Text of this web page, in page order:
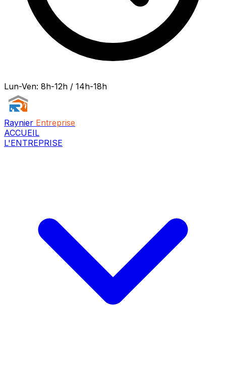
Lun-Ven: 8h-12h / 14h-18h
Raynier Entreprise
ACCUEIL
L'ENTREPRISE